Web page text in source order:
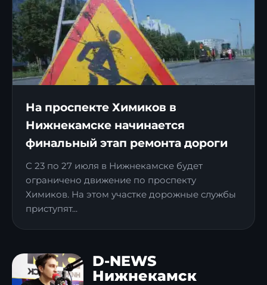
На проспекте Химиков в
Нижнекамске начинается
финальный этап ремонта дороги
С 23 по 27 июля в Нижнекамске будет
ограничено движение по проспекту
Химиков. На этом участке дорожные службы
приступят...
D-NEWS
Нижнекамск